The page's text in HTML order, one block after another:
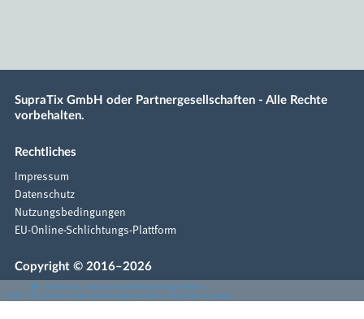
SupraTix GmbH oder Partnergesellschaften - Alle Rechte
vorbehalten.
Rechtliches
Impressum
Datenschutz
Nutzungsbedingungen
EU-Online-Schlichtungs-Plattform
Copyright © 2016–2026
· · · Datenschutz · Impressum EU-Online-Schlichtungs-Plattform ·
© 2016 - 2026 SupraTix GmbH oder Partnergesellschaften - Alle Rechte vorbehalten.